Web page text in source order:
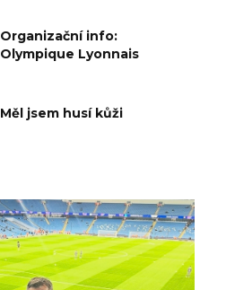
Organizační info:
Olympique Lyonnais
Měl jsem husí kůži